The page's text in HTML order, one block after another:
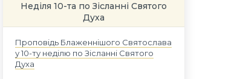
Неділя 10-та по Зісланні Святого
Духа
Проповідь Блаженнішого Святослава
у 10-ту неділю по Зісланні Святого
Духа